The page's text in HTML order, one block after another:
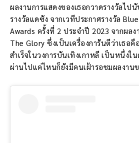
ผลงานการแสดงของเธอกวาดรางวัลไป
รางวัลแดซัง จากเวทีประกาศรางวัล
Awards ครั้งที่ 2 ประจำปี 2023 จากผลง
The Glory ซึ่งเป็นเครื่องการันตีว่าเธอ
สำเร็จในวงการบันเทิงเกาหลี เป็นหนึ่งใ
ผ่านไปแค่ไหนก็ยังมีคนเฝ้ารอชมผลงานข